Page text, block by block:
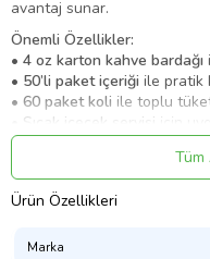
avantaj sunar.
Önemli Özellikler:
• 4 oz karton kahve bardağı
• 50’li paket içeriği ile pratik
• 60 paket koli ile toplu
Sıcak içecek servisi için
kcm48520047Tüm
Ürün Özellikleri
Marka